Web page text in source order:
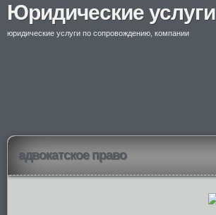
Юридические услуги
юридические услуги по сопровождению, компании
адвокатское право